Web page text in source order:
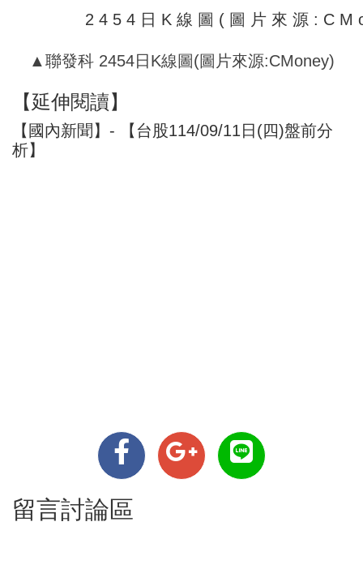
▲聯發科 2454日K線圖(圖片來源:CMoney)
【延伸閱讀】
【國內新聞】- 【台股114/09/11日(四)盤前分
析】
留言討論區